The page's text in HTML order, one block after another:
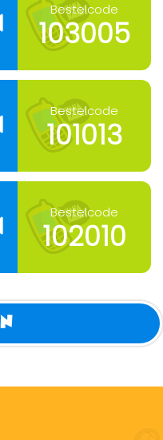
Bestelcode
103005
Bestelcode
101013
Bestelcode
102010